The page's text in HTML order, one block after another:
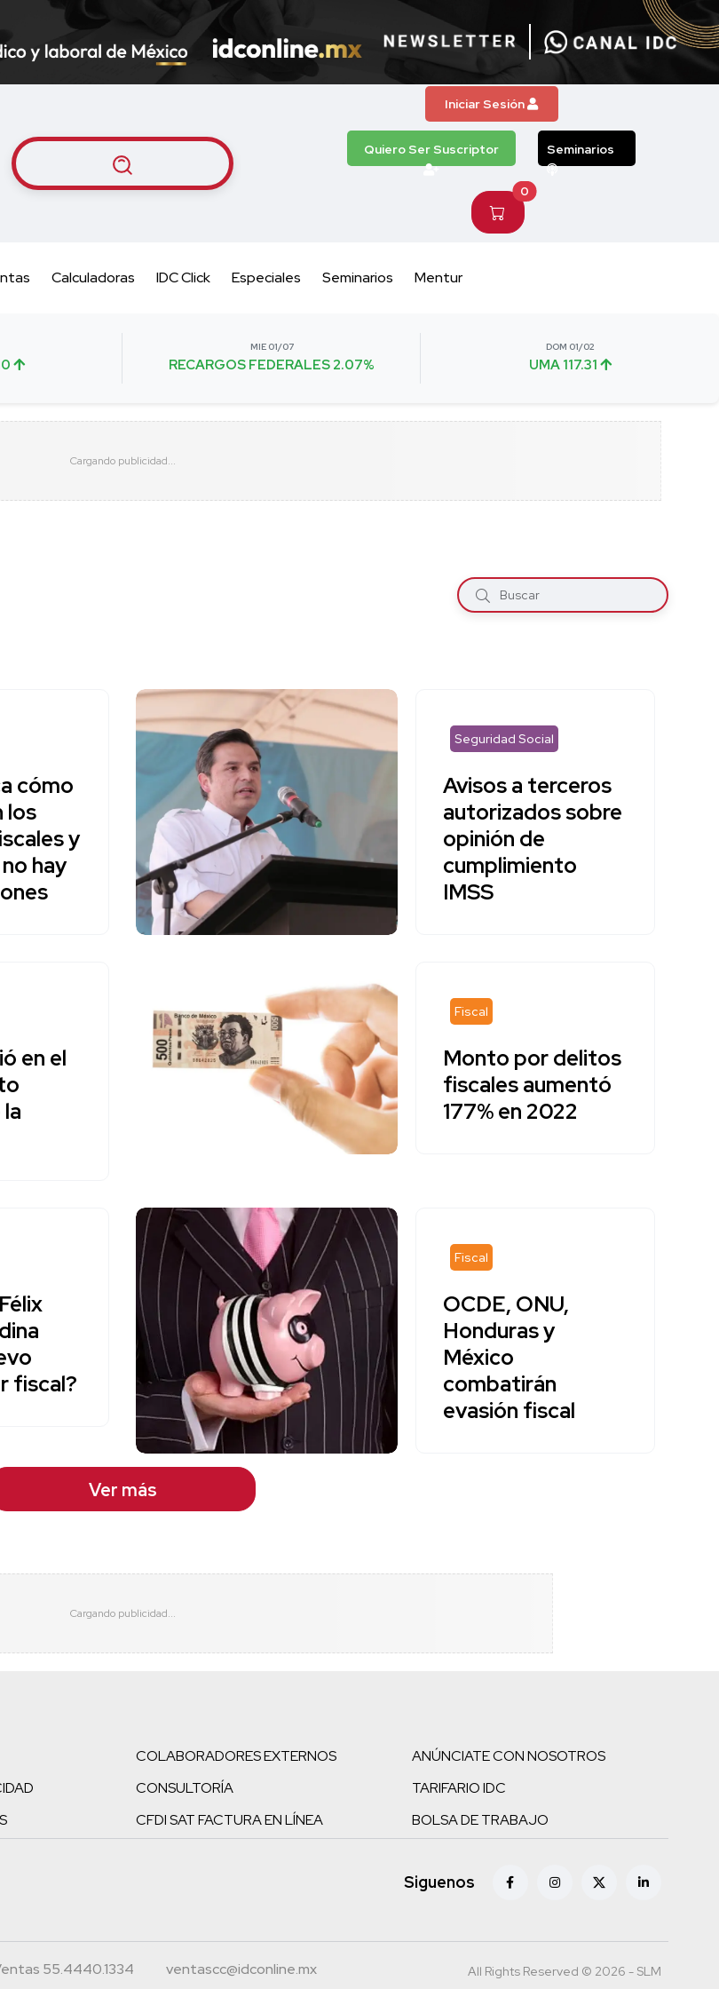
Iniciar Sesión
Quiero Ser Suscriptor Seminarios
0
Calculadoras IDC Click Especiales Seminarios Mentur
MIE 01/07
RECARGOS FEDERALES 2.07%
DOM 01/02
UMA 117.31
cómo
los
y
hay
Seguridad Social
Avisos a terceros
autorizados sobre
opinión de
cumplimiento
IMSS
en el
Fiscal
Monto por delitos
fiscales aumentó
177% en 2022
fiscal?
Fiscal
OCDE, ONU,
Honduras y
México
combatirán
evasión fiscal
Ver más
COLABORADORES EXTERNOS
CONSULTORÍA
CFDI SAT FACTURA EN LÍNEA
ANÚNCIATE CON NOSOTROS
TARIFARIO IDC
BOLSA DE TRABAJO
Siguenos
55.4440.1334 ventascc@idconline.mx All Rights Reserved © 2026 - SLM